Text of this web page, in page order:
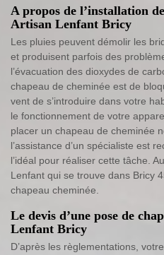
A propos de l’installation
Artisan Lenfant Bricy
Les pluies peuvent démolir les
et produisent parfois des
l’évacuation des dioxydes de
chapeau de cheminée est de
vent de s’introduire dans votre
le fonctionnement de votre
placer un chapeau de cheminée
l’assistance d’un spécialiste est
l’idéal pour réaliser cette tâche.
Lenfant qui se trouve dans Bricy
chapeau cheminée.
Le devis d’une pose de
Lenfant Bricy
D’après les règlementations,